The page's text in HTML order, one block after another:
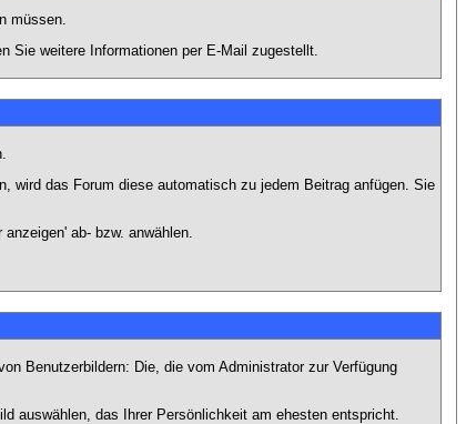
müssen.
Sie weitere Informationen per E-Mail zugestellt.
wird das Forum diese automatisch zu jedem Beitrag anfügen. Sie
ab- bzw. anwählen.
Benutzerbildern: Die, die vom Administrator zur Verfügung
auswählen, das Ihrer Persönlichkeit am ehesten entspricht.